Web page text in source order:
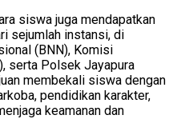
siswa juga mendapatkan
sejumlah instansi, di
(BNN), Komisi
serta Polsek Jayapura
membekali siswa dengan
pendidikan karakter,
keamanan dan